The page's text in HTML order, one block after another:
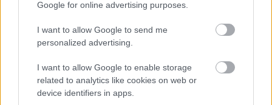
Google for online advertising purposes.
I want to allow Google to send me
personalized advertising.
I want to allow Google to enable storage
related to analytics like cookies on web or
device identifiers in apps.
már a villa sem az övé, mert nem óhajt meghajolni
Klein akarata előtt, s nem óhajtja az egykor
korrupcióval vádolt politikustársat tisztára mosni, a
legközelebbi hozzátartozói is elfordulnak tőle (lásd.
Lear király).
A szöveg egyes figurái észrevétlenül átsiklanak a